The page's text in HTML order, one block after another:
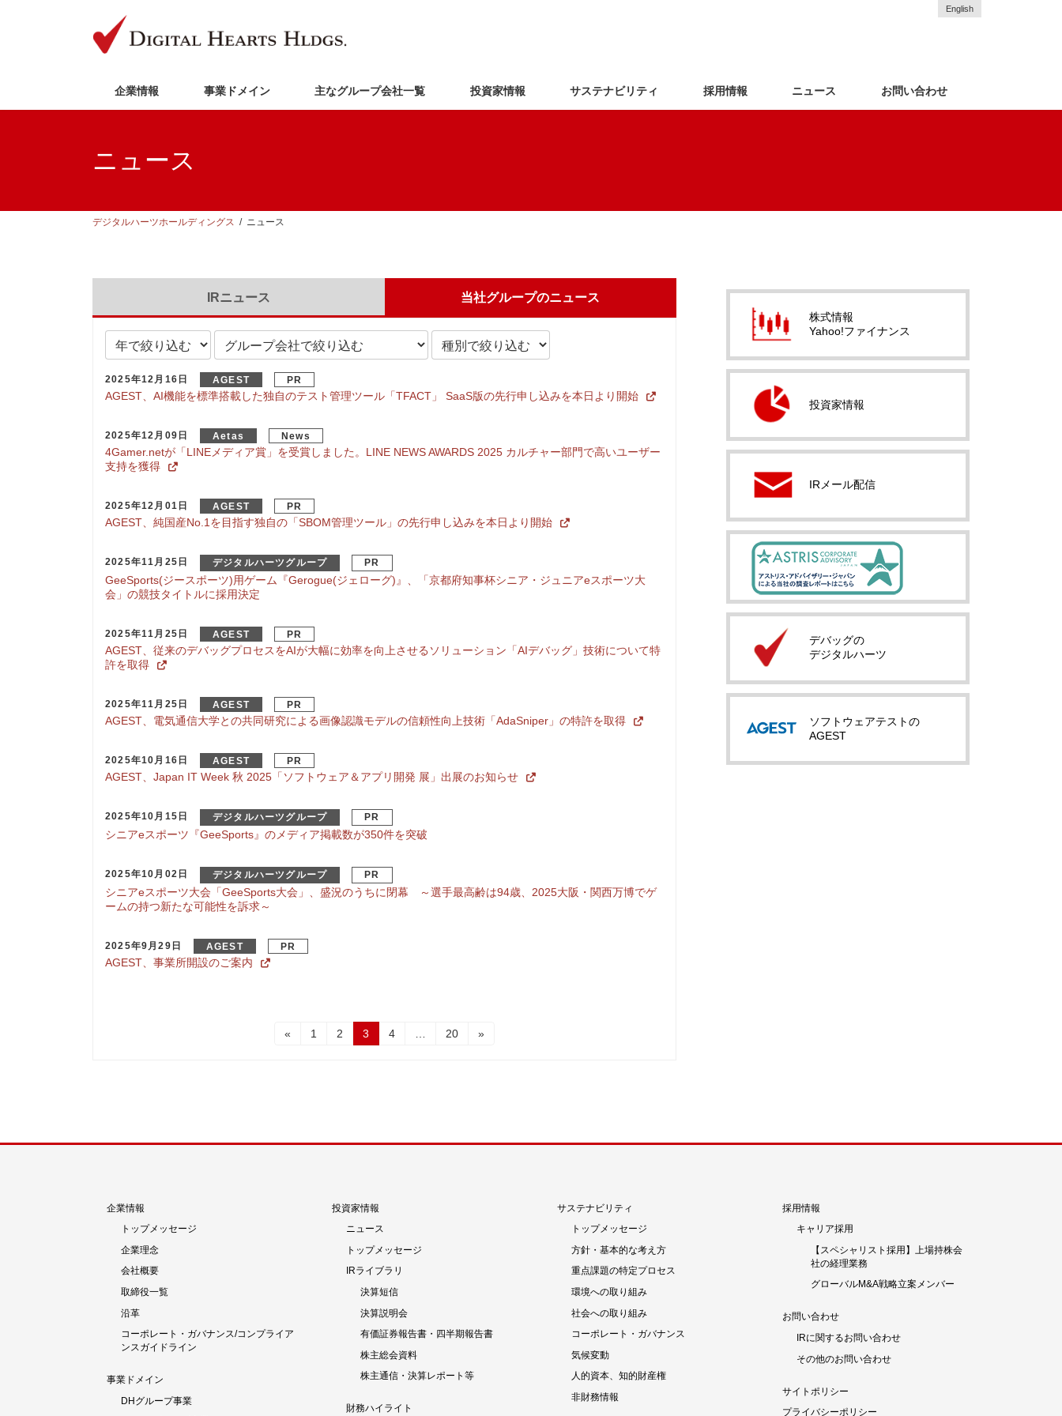
English
企業情報 事業ドメイン 主なグループ会社一覧 投資家情報 サステナビリティ 採用情報 ニュース お問い合わせ
ニュース
デジタルハーツホールディングス ニュース
IRニュース 当社グループのニュース
2025年12月16日 AGEST PR
AGEST、AI機能を標準搭載した独自のテスト管理ツール「TFACT」 SaaS版の先行申し込みを本日より開始
2025年12月09日 Aetas News
4Gamer.netが「LINEメディア賞」を受賞しました。LINE NEWS AWARDS 2025 カルチャー部門で高いユーザー
支持を獲得
2025年12月01日 AGEST PR
AGEST、純国産No.1を目指す独自の「SBOM管理ツール」の先行申し込みを本日より開始
2025年11月25日 デジタルハーツグループ PR
GeeSports(ジースポーツ)用ゲーム『Gerogue(ジェローグ)』、「京都府知事杯シニア・ジュニアeスポーツ大
会」の競技タイトルに採用決定
2025年11月25日 AGEST PR
AGEST、従来のデバッグプロセスをAIが大幅に効率を向上させるソリューション「AIデバッグ」技術について特
許を取得
2025年11月25日 AGEST PR
AGEST、電気通信大学との共同研究による画像認識モデルの信頼性向上技術「AdaSniper」の特許を取得
2025年10月16日 AGEST PR
AGEST、Japan IT Week 秋 2025「ソフトウェア＆アプリ開発 展」出展のお知らせ
2025年10月15日 デジタルハーツグループ PR
シニアeスポーツ『GeeSports』のメディア掲載数が350件を突破
2025年10月02日 デジタルハーツグループ PR
シニアeスポーツ大会「GeeSports大会」、盛況のうちに閉幕 ～選手最高齢は94歳、2025大阪・関西万博でゲ
ームの持つ新たな可能性を訴求～
2025年9月29日 AGEST PR
AGEST、事業所開設のご案内
ジ
«
固
1
固
2
固
定
3
固
4
固
20 »
株式情報
Yahoo!ファイナンス
投資家情報
IRメール配信
デバッグの
デジタルハーツ
ソフトウェアテストの
AGEST
企業情報
トップメッセージ
企業理念
会社概要
取締役一覧
沿革
コーポレート・ガバナンス/コンプライア
ンスガイドライン
事業ドメイン
DHグループ事業
投資家情報
ニュース
トップメッセージ
IRライブラリ
決算短信
決算説明会
有価証券報告書・四半期報告書
株主総会資料
株主通信・決算レポート等
財務ハイライト
サステナビリティ
トップメッセージ
方針・基本的な考え方
重点課題の特定プロセス
環境への取り組み
社会への取り組み
コーポレート・ガバナンス
気候変動
人的資本、知的財産権
非財務情報
採用情報
キャリア採用
【スペシャリスト採用】上場持株会
社の経理業務
グローバルM&A戦略立案メンバー
お問い合わせ
IRに関するお問い合わせ
その他のお問い合わせ
サイトポリシー
プライバシーポリシー